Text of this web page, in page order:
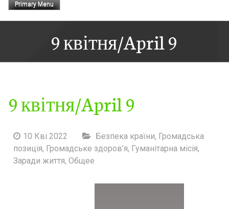
Primary Menu
9 квітня/April 9
9 квітня/April 9
10 Кві 2022 Безпека країни, Громадська
позиція, Громадське здоров’я, Гуманітарна місія,
Заради життя, Общее